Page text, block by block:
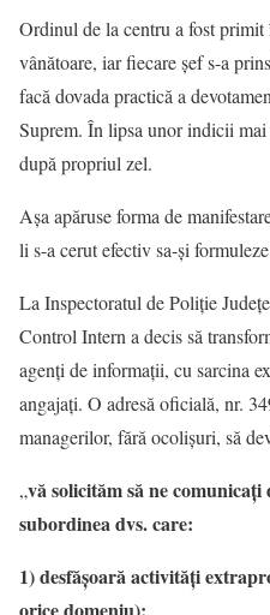
Ordinul de la centru a fost
vânătoare, iar fiecare șef s-a
facă dovada practică a
Suprem. În lipsa unor indicii
după propriul zel.
Așa apăruse forma de
li s-a cerut efectiv sa-și
La Inspectoratul de Poliție
Control Intern a decis să
agenți de informații, cu sarcina
angajați. O adresă oficială, nr.
managerilor, fără ocolișuri, să
„vă solicităm să ne
subordinea dvs. care:
1) desfășoară activități
orice domeniu);